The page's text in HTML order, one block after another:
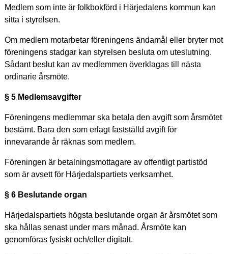
Medlem som inte är folkbokförd i Härjedalens kommun kan
sitta i styrelsen.
Om medlem motarbetar föreningens ändamål eller bryter mot
föreningens stadgar kan styrelsen besluta om uteslutning.
Sådant beslut kan av medlemmen överklagas till nästa
ordinarie årsmöte.
§ 5 Medlemsavgifter
Föreningens medlemmar ska betala den avgift som årsmötet
bestämt. Bara den som erlagt fastställd avgift för
innevarande år räknas som medlem.
Föreningen är betalningsmottagare av offentligt partistöd
som är avsett för Härjedalspartiets verksamhet.
§ 6 Beslutande organ
Härjedalspartiets högsta beslutande organ är årsmötet som
ska hållas senast under mars månad. Årsmöte kan
genomföras fysiskt och/eller digitalt.